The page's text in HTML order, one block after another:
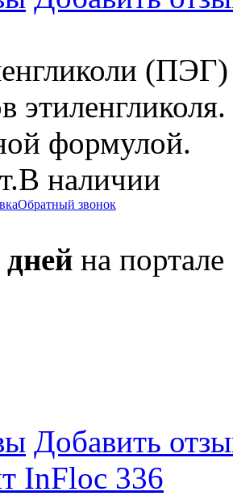
(ПЭГ)
формулой.
В наличии
Обратный звонок
дней на портале
Добавить
InFloc 336